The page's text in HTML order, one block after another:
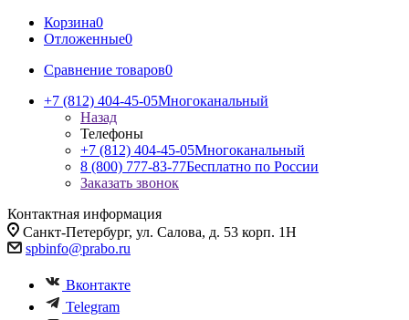
Корзина0
Отложенные0
Сравнение товаров0
+7 (812) 404-45-05Многоканальный
Назад
Телефоны
+7 (812) 404-45-05Многоканальный
8 (800) 777-83-77Бесплатно по России
Заказать звонок
Контактная информация
Санкт-Петербург, ул. Салова, д. 53 корп. 1Н
spbinfo@prabo.ru
Вконтакте
Telegram